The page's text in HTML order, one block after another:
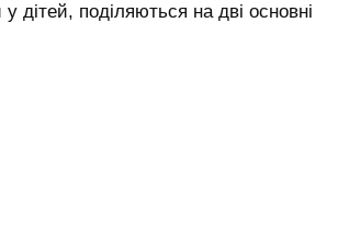
у дітей, поділяються на дві основні